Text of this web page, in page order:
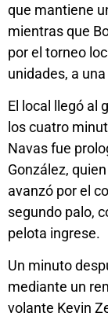
que mantiene
mientras que
por el torneo
unidades, a
El local llegó al
los cuatro
Navas fue
González,
avanzó por el
segundo palo,
pelota ingrese.
Un minuto
mediante un
volante Kevin